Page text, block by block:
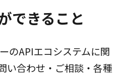
できること
のAPIエコシステムに関
い合わせ・ご相談・各種